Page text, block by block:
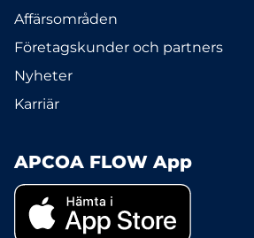
Affärsområden
Företagskunder och partners
Nyheter
Karriär
APCOA FLOW App